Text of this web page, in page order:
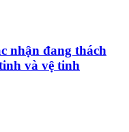
nhận đang thách
và vệ tinh